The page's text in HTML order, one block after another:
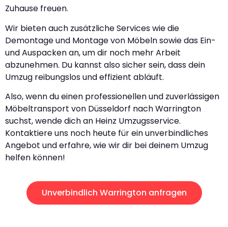
Zuhause freuen.
Wir bieten auch zusätzliche Services wie die
Demontage und Montage von Möbeln sowie das Ein-
und Auspacken an, um dir noch mehr Arbeit
abzunehmen. Du kannst also sicher sein, dass dein
Umzug reibungslos und effizient abläuft.
Also, wenn du einen professionellen und zuverlässigen
Möbeltransport von Düsseldorf nach Warrington
suchst, wende dich an Heinz Umzugsservice.
Kontaktiere uns noch heute für ein unverbindliches
Angebot und erfahre, wie wir dir bei deinem Umzug
helfen können!
Unverbindlich Warrington anfragen